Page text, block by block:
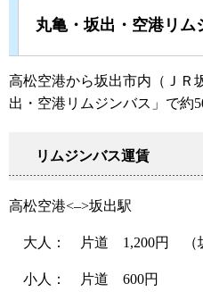
丸亀・坂出・空港リム
高松空港から坂出市内（ＪＲ
出・空港リムジンバス」で約
リムジンバス運賃
高松空港<–>坂出駅
大人： 片道 1,200円 （坂
小人： 片道 600円